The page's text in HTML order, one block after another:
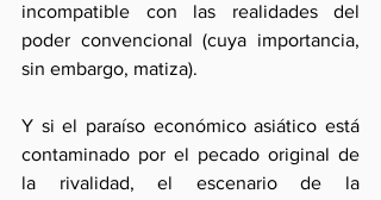
incompatible con las realidades del
poder convencional (cuya importancia,
sin embargo, matiza).
Y si el paraíso económico asiático está
contaminado por el pecado original de
la rivalidad, el escenario de la